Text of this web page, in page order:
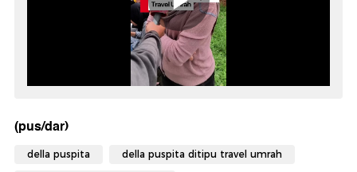
(pus/dar)
della puspita della puspita ditipu travel umrah